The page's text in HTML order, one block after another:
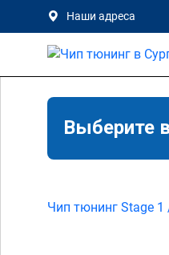
Наши адреса
Выберите
Чип тюнинг Stage 1